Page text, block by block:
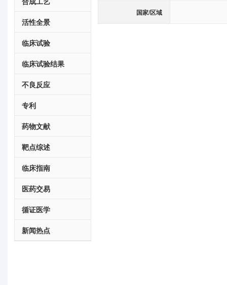
活性全景
临床试验
临床试验结果
不良反应
专利
药物文献
靶点综述
临床指南
医药交易
循证医学
新闻热点
国家/区域